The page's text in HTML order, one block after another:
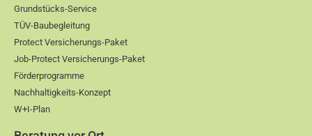
Grundstücks-Service
TÜV-Baubegleitung
Protect Versicherungs-Paket
Job-Protect Versicherungs-Paket
Förderprogramme
Nachhaltigkeits-Konzept
W+I-Plan